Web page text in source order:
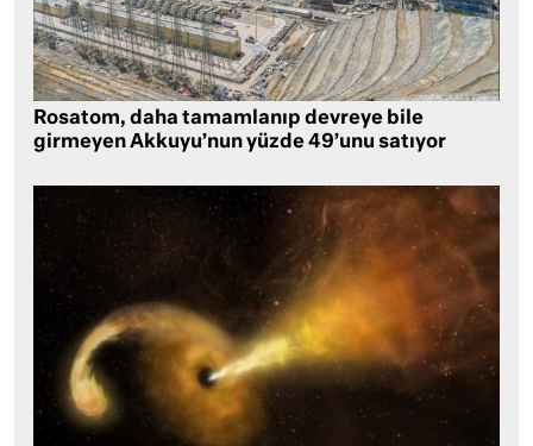
Rosatom, daha tamamlanıp devreye bile
girmeyen Akkuyu’nun yüzde 49’unu satıyor